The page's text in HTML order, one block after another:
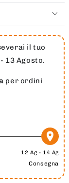
il tuo
13 Agosto.
per ordini
12 Ag - 14 Ag
Consegna